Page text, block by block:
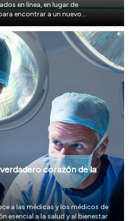
en línea, en lugar de
encontrar a un nuevo
corazón de la
a las médicas y los médicos de
esencial a la salud y al bienestar